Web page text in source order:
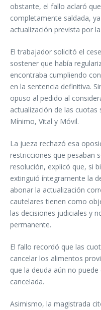
obstante, el fallo aclaró
completamente saldada,
actualización prevista por
El trabajador solicitó el
sostener que había
encontraba cumpliendo
en la sentencia definitiva.
opuso al pedido al
actualización de las
Mínimo, Vital y Móvil.
La jueza rechazó esa
restricciones que pesaban
resolución, explicó que, si
extinguió íntegramente la
abonar la actualización
cautelares tienen como
las decisiones judiciales y
permanente.
El fallo recordó que las
cancelar los alimentos
que la deuda aún no
cancelada.
Asimismo, la magistrada